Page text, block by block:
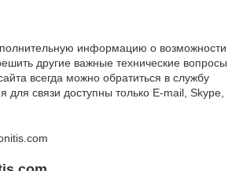
информацию о возможности
другие важные технические вопросы
всегда можно обратиться в службу
для связи доступны только E-mail, Skype,